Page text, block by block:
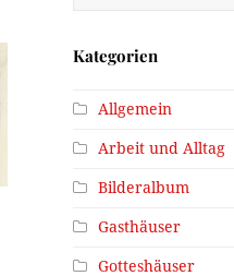
Kategorien
Allgemein
Arbeit und Alltag
Bilderalbum
Gasthäuser
Gotteshäuser